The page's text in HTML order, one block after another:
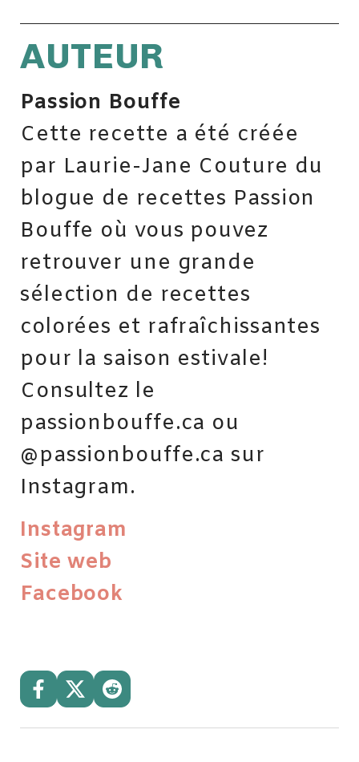
AUTEUR
Passion Bouffe
Cette recette a été créée
par Laurie-Jane Couture du
blogue de recettes Passion
Bouffe où vous pouvez
retrouver une grande
sélection de recettes
colorées et rafraîchissantes
pour la saison estivale!
Consultez le
passionbouffe.ca ou
@passionbouffe.ca sur
Instagram.
Instagram
Site web
Facebook